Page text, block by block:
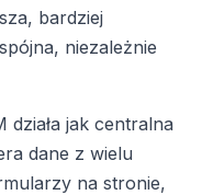
bardziej
niezależnie
działa jak centralna
dane z wielu
na stronie,